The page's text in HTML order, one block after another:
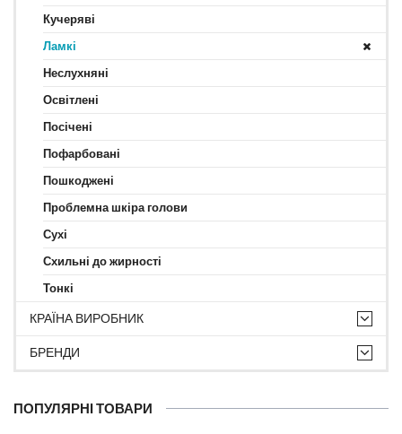
Кучеряві
Ламкі
Неслухняні
Освітлені
Посічені
Пофарбовані
Пошкоджені
Проблемна шкіра голови
Сухі
Схильні до жирності
Тонкі
КРАЇНА ВИРОБНИК
БРЕНДИ
ПОПУЛЯРНІ ТОВАРИ